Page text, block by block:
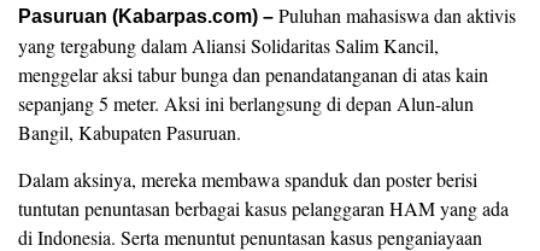
Pasuruan (Kabarpas.com) – Puluhan mahasiswa dan aktivis
yang tergabung dalam Aliansi Solidaritas Salim Kancil,
menggelar aksi tabur bunga dan penandatanganan di atas kain
sepanjang 5 meter. Aksi ini berlangsung di depan Alun-alun
Bangil, Kabupaten Pasuruan.
Dalam aksinya, mereka membawa spanduk dan poster berisi
tuntutan penuntasan berbagai kasus pelanggaran HAM yang ada
di Indonesia. Serta menuntut penuntasan kasus penganiayaan